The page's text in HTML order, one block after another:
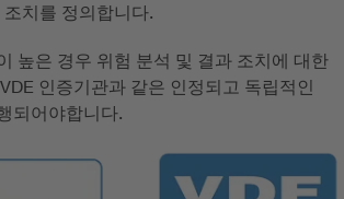
치를 정의합니다.
높은 경우 위험 분석 및 결과 조치에 대한
인증기관과 같은 인정되고 독립적인
되어야합니다.